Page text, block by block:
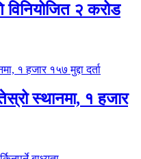
विनियोजित २ करोड
स्थानमा, १ हजार